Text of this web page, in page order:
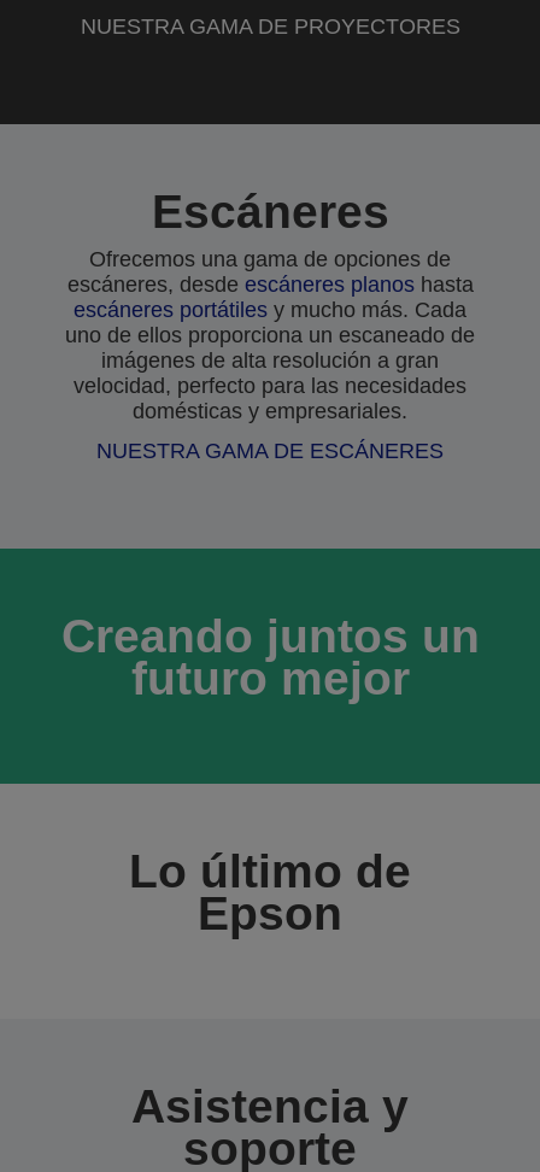
NUESTRA GAMA DE PROYECTORES
Escáneres
Ofrecemos una gama de opciones de
escáneres, desde escáneres planoshasta
escáneres portátiles y mucho más. Cada
uno de ellos proporciona un escaneado de
imágenes de alta resolución a gran
velocidad, perfecto para las necesidades
domésticas y empresariales.
NUESTRA GAMA DE ESCÁNERES
Creando juntos un
futuro mejor
Lo último de
Epson
Asistencia y
soporte